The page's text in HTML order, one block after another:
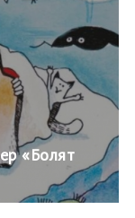
«Болят